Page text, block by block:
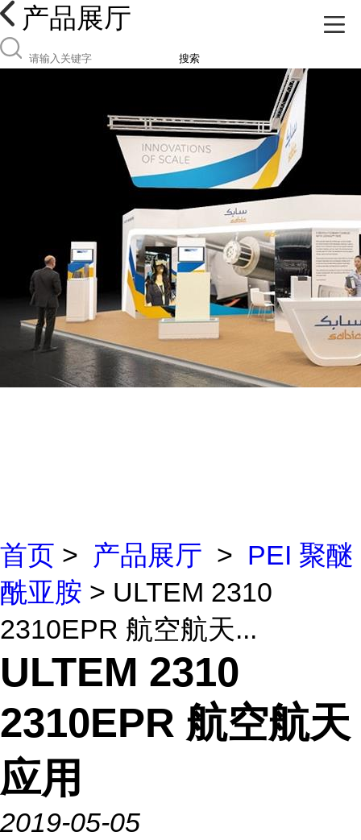
产品展厅
搜索
首页 > 产品展厅 > PEI 聚醚
酰亚胺 > ULTEM 2310
2310EPR 航空航天...
ULTEM 2310
2310EPR 航空航天
应用
2019-05-05